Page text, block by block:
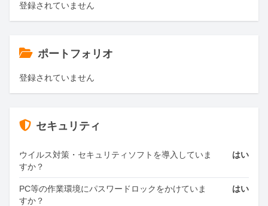
登録されていません
ポートフォリオ
登録されていません
セキュリティ
ウイルス対策・セキュリティソフトを導入していま
すか？
はい
PC等の作業環境にパスワードロックをかけていま
すか？
はい